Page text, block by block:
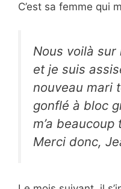
C’est sa femme qui
Nous voilà sur
et je suis
nouveau mari
gonflé à bloc
m’a
Merci donc,